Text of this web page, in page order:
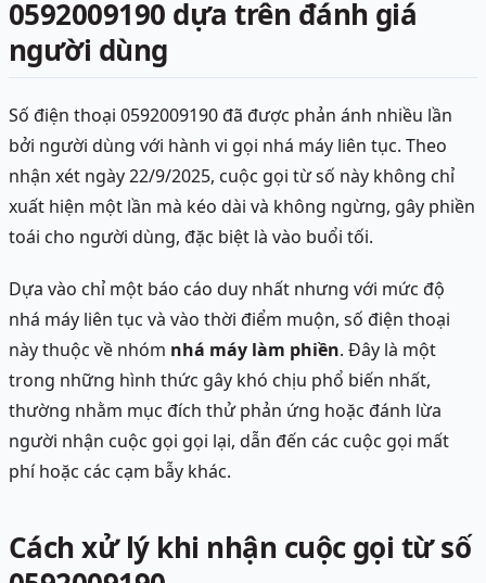
0592009190 dựa trên đánh giá
người dùng
Số điện thoại 0592009190 đã được phản ánh nhiều lần
bởi người dùng với hành vi gọi nhá máy liên tục. Theo
nhận xét ngày 22/9/2025, cuộc gọi từ số này không chỉ
xuất hiện một lần mà kéo dài và không ngừng, gây phiền
toái cho người dùng, đặc biệt là vào buổi tối.
Dựa vào chỉ một báo cáo duy nhất nhưng với mức độ
nhá máy liên tục và vào thời điểm muộn, số điện thoại
này thuộc về nhóm nhá máy làm phiền. Đây là một
trong những hình thức gây khó chịu phổ biến nhất,
thường nhằm mục đích thử phản ứng hoặc đánh lừa
người nhận cuộc gọi gọi lại, dẫn đến các cuộc gọi mất
phí hoặc các cạm bẫy khác.
Cách xử lý khi nhận cuộc gọi từ số